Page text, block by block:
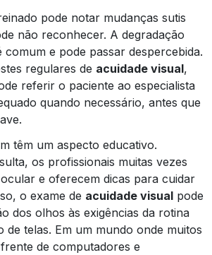
pode notar mudanças sutis
não reconhecer. A degradação
comum e pode passar despercebida.
regulares de acuidade visual,
referir o paciente ao especialista
quando necessário, antes que
têm um aspecto educativo.
os profissionais muitas vezes
e oferecem dicas para cuidar
o exame de acuidade visual pode
dos olhos às exigências da rotina
de telas. Em um mundo onde muitos
de computadores e